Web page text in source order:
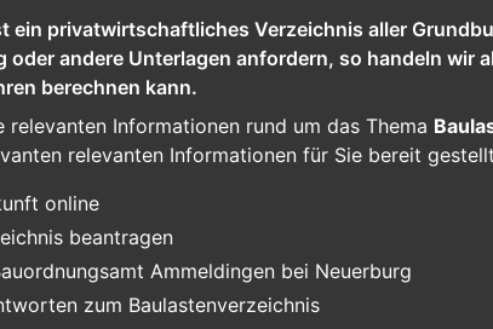
ein privatwirtschaftliches Verzeichnis aller
oder andere Unterlagen anfordern, so handeln wir
berechnen kann.
relevanten Informationen rund um das Thema
relevanten Informationen für Sie bereit
online
beantragen
Ammeldingen bei Neuerburg
zum Baulastenverzeichnis